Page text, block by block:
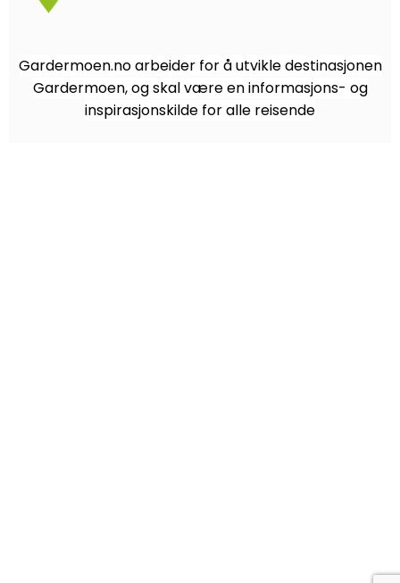
Gardermoen.no arbeider for å utvikle destinasjonen
Gardermoen, og skal være en informasjons- og
inspirasjonskilde for alle reisende